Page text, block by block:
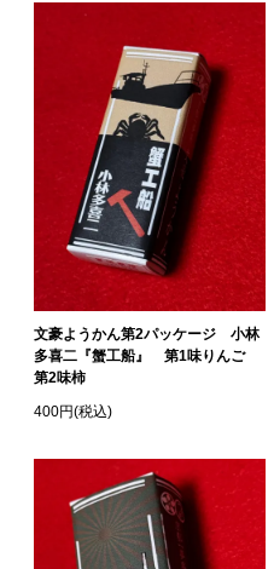
文豪ようかん第2パッケージ 小林
多喜二『蟹工船』 第1味りんご
第2味柿
400円(税込)